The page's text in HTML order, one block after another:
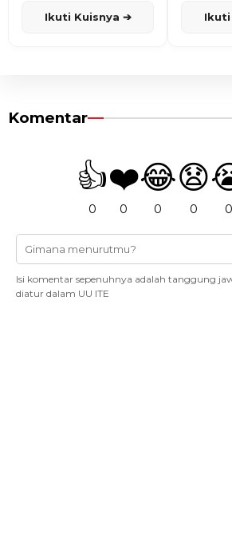
Ikuti Kuisnya ➔ Ikuti
Komentar
👍
0
❤️
0
😂
0
😧
0 0
Isi komentar sepenuhnya adalah tanggung
diatur dalam UU ITE